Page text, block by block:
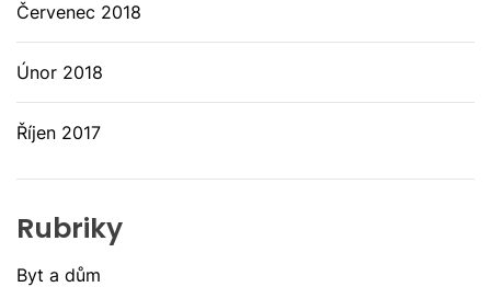
Červenec 2018
Únor 2018
Říjen 2017
Rubriky
Byt a dům